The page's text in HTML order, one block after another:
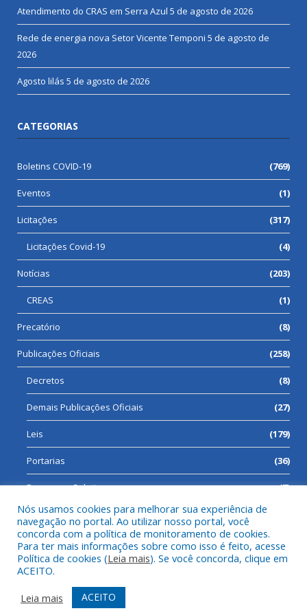
Atendimento do CRAS em Serra Azul 5 de agosto de 2026
Rede de energia nova Setor Vicente Temponi 5 de agosto de
2026
Agosto lilás 5 de agosto de 2026
CATEGORIAS
Boletins COVID-19 (769)
Eventos (1)
Licitações (317)
Licitações Covid-19 (4)
Notícias (203)
CREAS (1)
Precatório (8)
Publicações Oficiais (258)
Decretos (8)
Demais Publicações Oficiais (27)
Leis (179)
Portarias (36)
Processos Seletivos (7)
Todos os direitos reservados a Prefeitura Municipal de Cumaru
do Norte.
Mapa do Site
Acessar Área Administrativa
Acessar Webmail
Nós usamos cookies para melhorar sua experiência de
navegação no portal. Ao utilizar nosso portal, você
concorda com a política de monitoramento de cookies.
Para ter mais informações sobre como isso é feito, acesse
Política de cookies (Leia mais). Se você concorda, clique em
ACEITO.
Leia mais
ACEITO